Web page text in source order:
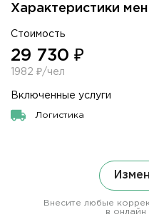
Характеристики
Стоимость
29 730 ₽
1982 ₽/чел
Включенные услуги
Логистика
Внесите любые
в онлайн